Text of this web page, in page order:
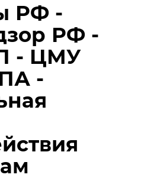
РФ -
РФ -
- ЦМУ
-